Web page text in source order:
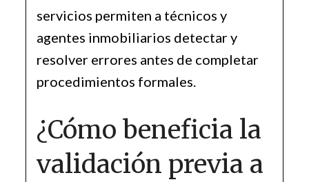
servicios permiten a técnicos y
agentes inmobiliarios detectar y
resolver errores antes de completar
procedimientos formales.
¿Cómo beneficia la
validación previa a